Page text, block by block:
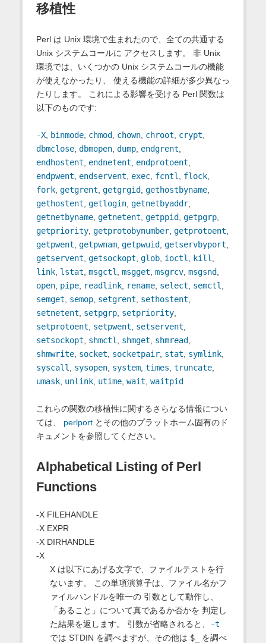
移植性
Perl は Unix 環境で生まれたので、全ての共通する
Unix システムコールに アクセスします。 非 Unix
環境では、いくつかの Unix システムコールの機能
が使えなかったり、 使える機能の詳細が多少異なっ
たりします。 これによる影響を受ける Perl 関数は
以下のものです:
-X, binmode, chmod chown, chroot crypt
dbmclose, dbmopen, dump, endgrent
endhostent
endnetent endprotoent
endpwent
endservent exec, fcntl flock,
fork, getgrent getgrgid gethostbyname,
gethostent getlogin, getnetbyaddr,
getnetbyname, getnetent getppid getpgrp,
getpriority, getprotobynumber, getprotoent
getpwent getpwnam, getpwuid getservbyport
getservent getsockopt glob, ioctl kill
link, lstat msgctl msgget msgrcv, msgsnd
open, pipe, readlink, rename, select semctl
semget
semop, setgrent sethostent
setnetent
setpgrp, setpriority,
setprotoent
setpwent setservent
setsockopt
shmctl shmget shmread
shmwrite, socket socketpair, stat symlink,
syscall
sysopen, system, times truncate,
umask, unlink, utime, wait waitpid
これらの関数の移植性に関するさらなる情報につい
ては、 perlportとその他のプラットホーム固有のド
キュメントを参照してください。
Alphabetical Listing of Perl
Functions
-X FILEHANDLE
-X EXPR
-X DIRHANDLE
-X
X は以下にあげる文字で、ファイルテストを行
ないます。 この単項演算子は、ファイル名かフ
ァイルハンドルを唯一の 引数として動作し、
「あること」について真であるか否かを 判定し
た結果を返します。 引数が省略されると、
-t
では STDIN を調べますが、その他は $_
を調べ